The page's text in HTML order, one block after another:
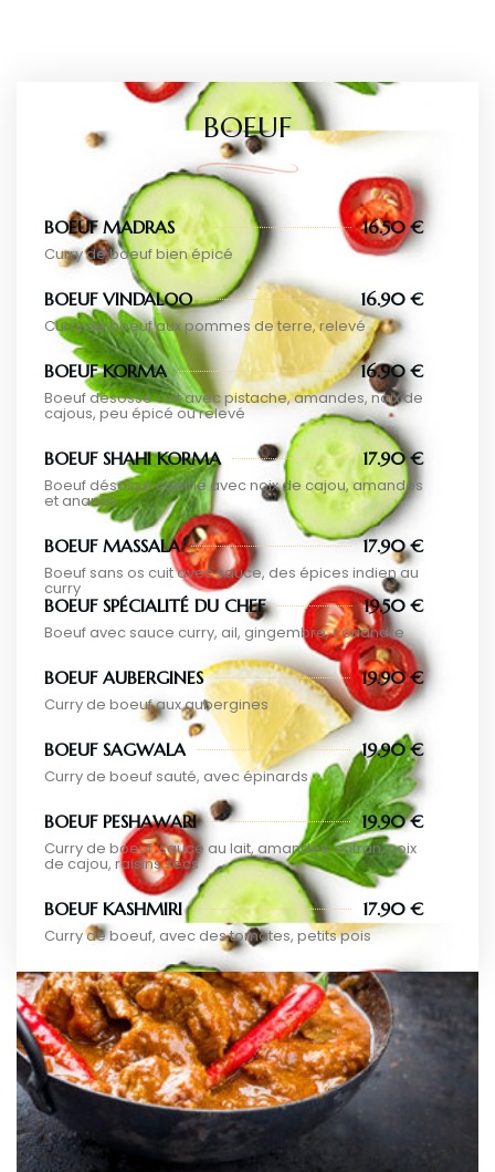
BOEUF
BOEUF MADRAS 16.50 €
Curry de boeuf bien épicé
BOEUF VINDALOO 16.90 €
Curry de boeuf aux pommes de terre, relevé
BOEUF KORMA 16.90 €
Boeuf désossé cuit avec pistache, amandes, noix de
cajous, peu épicé ou relevé
BOEUF SHAHI KORMA 17.90 €
Boeuf désossé cuisiné avec noix de cajou, amandes
et ananas
BOEUF MASSALA 17.90 €
Boeuf sans os cuit avec sauce, des épices indien au
curry
BOEUF SPÉCIALITÉ DU CHEF 19.50 €
Boeuf avec sauce curry, ail, gingembre, coriandre
BOEUF AUBERGINES 19.90 €
Curry de boeuf aux aubergines
BOEUF SAGWALA 19.90 €
Curry de boeuf sauté, avec épinards
BOEUF PESHAWARI 19.90 €
Curry de boeuf, sauce au lait, amandes, safran, noix
de cajou, raisins secs
BOEUF KASHMIRI 17.90 €
Curry de boeuf, avec des tomates, petits pois